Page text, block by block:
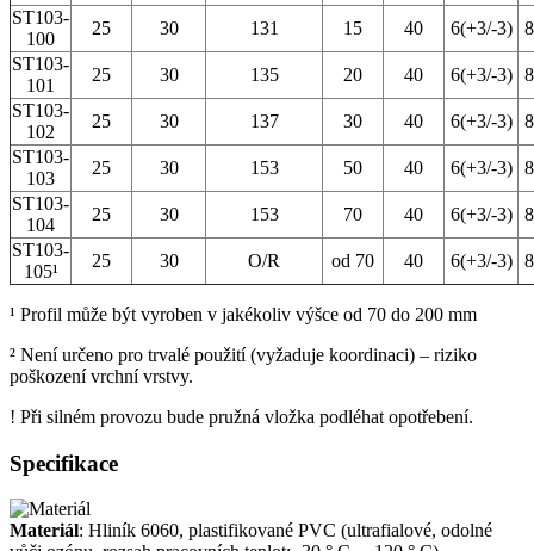
ST103-
100
25 30 131 15 40 6(+3/-3)
ST103-
101
25 30 135 20 40 6(+3/-3)
ST103-
102
25 30 137 30 40 6(+3/-3)
ST103-
103
25 30 153 50 40 6(+3/-3)
ST103-
104
25 30 153 70 40 6(+3/-3)
ST103-
105¹
25 30 O/R od 70 40 6(+3/-3)
¹ Profil může být vyroben v jakékoliv výšce od 70 do 200 mm
² Není určeno pro trvalé použití (vyžaduje koordinaci) – riziko
poškození vrchní vrstvy.
! Při silném provozu bude pružná vložka podléhat opotřebení.
Specifikace
Materiál: Hliník 6060, plastifikované PVC (ultrafialové, odolné